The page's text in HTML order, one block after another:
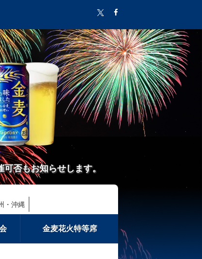
否もお知らせします。
・沖縄
金麦花火特等席